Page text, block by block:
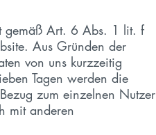
gemäß Art. 6 Abs. 1 lit. f
Aus Gründen der
von uns kurzzeitig
Tagen werden die
zum einzelnen Nutzer
mit anderen